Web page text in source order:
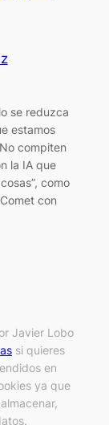
se reduzca
estamos
compiten
la IA que
como
con
Javier Lobo
si quieres
en
ya que